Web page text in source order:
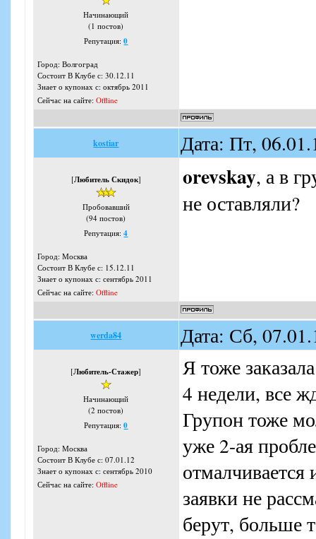
Начинающий
(1 постов)
Репутация:0
Город: Волгоград
Состоит В Клубе с: 30.12.11
Знает о купонах с: октябрь 2011
Сейчас на сайте: Offline
kostiar Дата: Пт,
[Любитель Скидок]
Пробовавший
(94 постов)
Репутация:4
Город: Москва
Состоит В Клубе с: 15.12.11
Знает о купонах с: сентябрь 2011
Сейчас на сайте: Offline
orevskay, а в
не оставляли?
werda84 Дата: Сб,
[Любитель-Стажер]
Начинающий
(2 постов)
Репутация:0
Город: Москва
Состоит В Клубе с: 07.01.12
Знает о купонах с: сентябрь 2010
Сейчас на сайте: Offline
Я тоже
4 недели, все
Групон тоже
уже 2-ая
отмалчивается
заявки не
берут, больше